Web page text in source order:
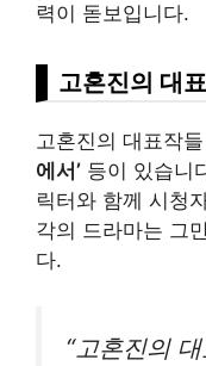
력이 돋보입니다.
고혼진의 대
고혼진의 대표작
에서’ 등이 있습니
릭터와 함께 시청
각의 드라마는 그
다.
“고혼진의